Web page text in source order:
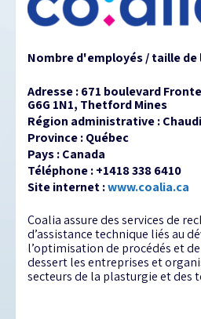
Nombre d'employés / taille de
Adresse : 671 boulevard
G6G 1N1, Thetford Mines
Région administrative :
Province : Québec
Pays : Canada
Téléphone : +1418 338 6410
Site internet :www.coalia.ca
Coalia assure des services de
d’assistance technique liés au
l’optimisation de procédés et
dessert les entreprises et
secteurs de la plasturgie et des